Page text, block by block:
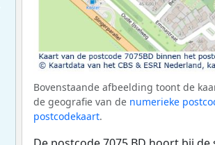
Bovenstaande afbeelding toont de
de geografie van de numerieke
postcodekaart.